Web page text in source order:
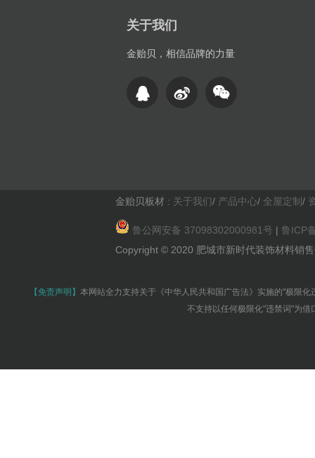
关于我们
金贻贝，相信品牌的力量
金贻贝板材 : 关于我们/ 产品中心/ 全屋定制 /
鲁公网安备 37098302000981号 | 鲁ICP
Copyright © 2020 肥城市新时代装饰材料销
【免责声明】 本网站全力支持关于《中华人民共和国广告法》实施的"极限
不支持以任何极限化"违禁词"为